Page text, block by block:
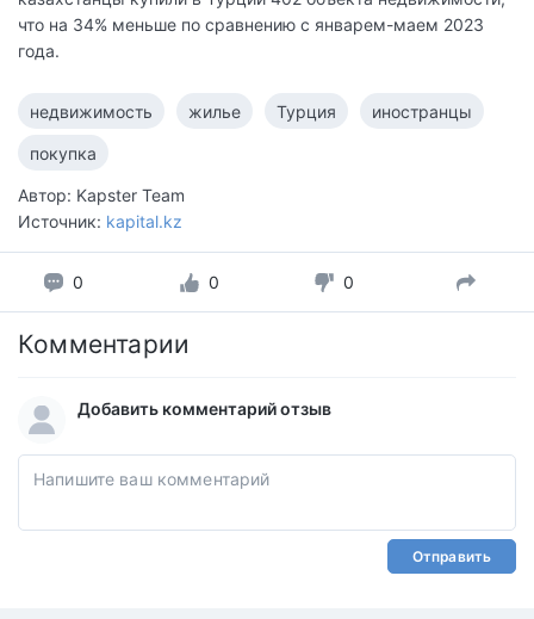
что на 34% меньше по сравнению с январем-маем 2023
года.
недвижимость жилье Турция иностранцы
покупка
Автор: Kapster Team
Источник: kapital.kz
0 0 0
Комментарии
Добавить комментарий отзыв
Отправить